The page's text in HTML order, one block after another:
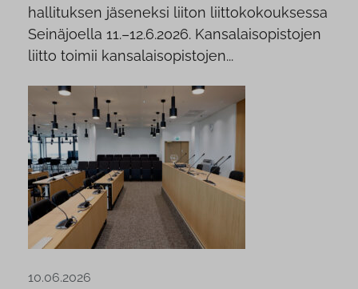
hallituksen jäseneksi liiton liittokokouksessa
Seinäjoella 11.–12.6.2026. Kansalaisopistojen
liitto toimii kansalaisopistojen...
10.06.2026